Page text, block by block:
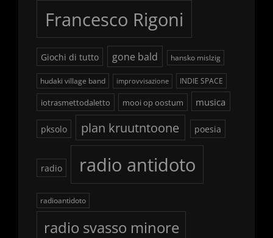
Francesco Rigoni
Giochi di tutto gone bald hansko mislzig
hudaki village band improvvisazione INDIE SPACE
iotrasmettodaletto mooi op oostum musica
pksolo plan kruutntoone poesia
radio radio antidoto
radioantidoto
radio svasso minore